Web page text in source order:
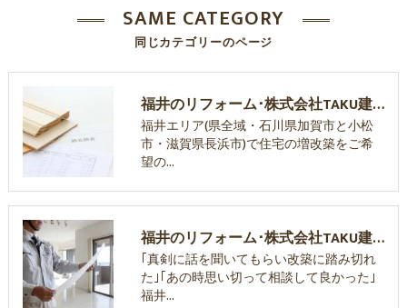
同じカテゴリーのページ
SAME CATEGORY
福井のリフォーム･株式会社TAKU建築工房の口コミ情報
福井エリア(県全域・石川県加賀市と小松
市・滋賀県長浜市)で住宅の増改築をご希
望の…
福井のリフォーム･株式会社TAKU建築工房の評判
｢真剣に話を聞いてもらい改築に踏み切れ
た｣｢あの時思い切って相談して良かった｣
福井…